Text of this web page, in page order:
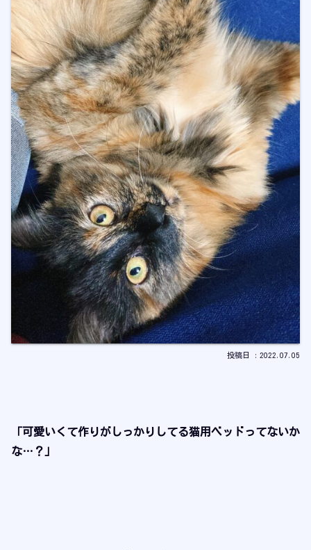
2022.07.05
「可愛いくて作りがしっかりしてる猫用ベッドってないか
な…？」